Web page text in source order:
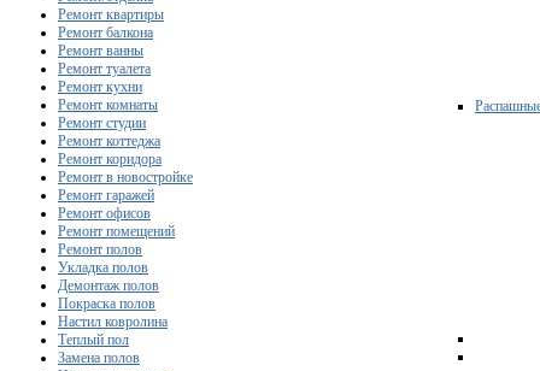
Ремонт квартиры
Ремонт балкона
Ремонт ванны
Ремонт туалета
Ремонт кухни
Ремонт комнаты
Ремонт студии
Ремонт коттеджа
Ремонт коридора
Ремонт в новостройке
Ремонт гаражей
Ремонт офисов
Ремонт помещений
Ремонт полов
Укладка полов
Демонтаж полов
Покраска полов
Настил ковролина
Теплый пол
Замена полов